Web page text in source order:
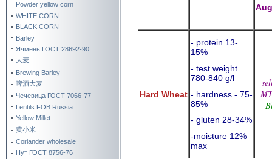
Powder yellow corn
WHITE CORN
BLACK CORN
Barley
Ячмень ГОСТ 28692-90
大麦
Brewing Barley
啤酒大麦
Чечевица ГОСТ 7066-77
Lentils FOB Russia
Yellow Millet
黄小米
Coriander wholesale
Нут ГОСТ 8756-76
Hard Wheat
- protein 13-
15%
- test weight
780-840 g/l
- hardness - 75-
85%
- gluten 28-34%
-moisture 12%
max
MT